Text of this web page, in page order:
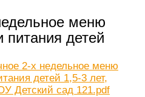
меню
питания детей
2-х недельное меню
детей 1,5-3 лет,
Детский сад 121.pdf